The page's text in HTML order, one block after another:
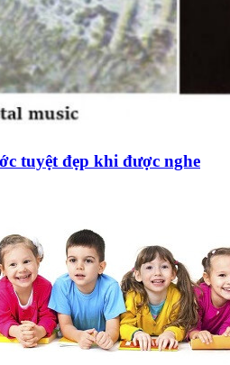
tuyệt đẹp khi được nghe